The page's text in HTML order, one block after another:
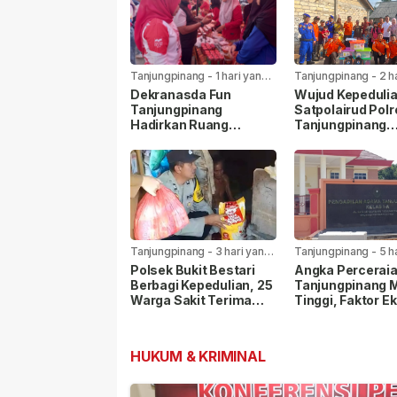
Tanjungpinang - 1 hari yang
lalu
Dekranasda Fun
Tanjungpinang
Hadirkan Ruang
Promosi UMKM
Tanjungpinang - 2
lalu
Wujud
Satpolairud
Tanjungpinang
Korban Laka Laut
Tanjungpinang - 3 hari yang
lalu
Polsek Bukit Bestari
Berbagi Kepedulian, 25
Warga Sakit Terima
Tanjungpinang - 5
lalu
Angka
Tanjungpinang
Tinggi, Faktor
HUKUM & KRIMINAL